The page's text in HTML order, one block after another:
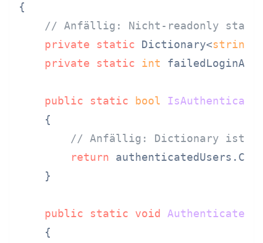
{
// Anfällig: Nicht-readonly
private
static Dictionary<string
private
static int
public static bool
    {
// Anfällig: Dictionary ist
return
    }
public static void Authenticate
    {